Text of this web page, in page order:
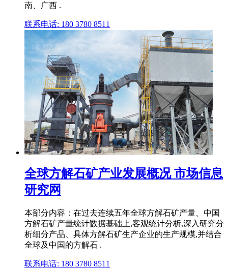
南、广西 .
联系电话: 180 3780 8511
全球方解石矿产业发展概况 市场信息
研究网
本部分内容：在过去连续五年全球方解石矿产量、中国
方解石矿产量统计数据基础上,客观统计分析,深入研究分
析细分产品、具体方解石矿生产企业的生产规模,并结合
全球及中国的方解石 .
联系电话: 180 3780 8511